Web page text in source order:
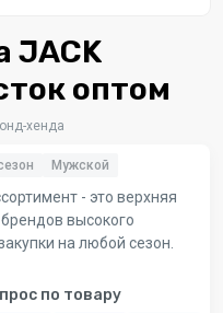
JACK
оптом
хенда
Мужской
- это верхняя
высокого
на любой сезон.
по товару